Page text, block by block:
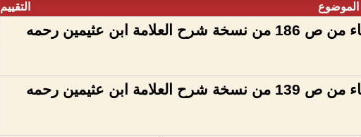
التقييم
شرح الاقتضاء من ص 186 من نسخة شرح العلامة ابن عثيمين رحمه
شرح الاقتضاء من ص 139 من نسخة شرح العلامة ابن عثيمين رحمه